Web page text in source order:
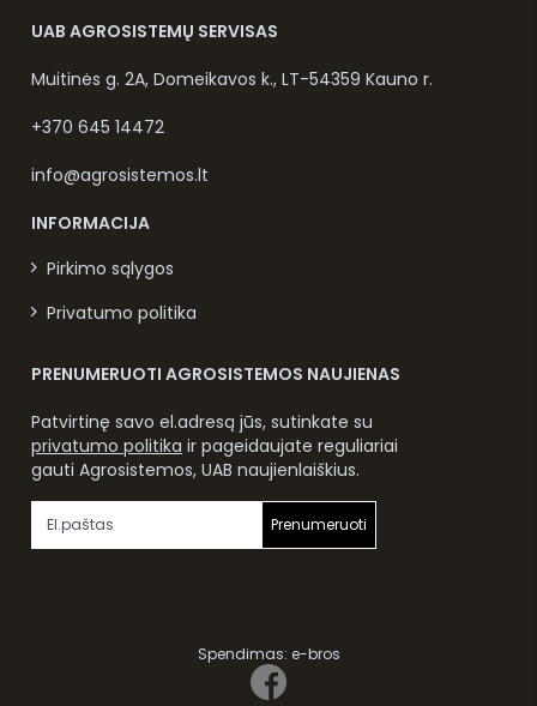
UAB AGROSISTEMŲ SERVISAS
Muitinės g. 2A, Domeikavos k., LT-54359 Kauno r.
+370 645 14472
info@agrosistemos.lt
INFORMACIJA
Pirkimo sąlygos
Privatumo politika
PRENUMERUOTI AGROSISTEMOS NAUJIENAS
Patvirtinę savo el.adresą jūs, sutinkate su
privatumo politika ir pageidaujate reguliariai
gauti Agrosistemos, UAB naujienlaiškius.
Prenumeruoti
Spendimas: e-bros